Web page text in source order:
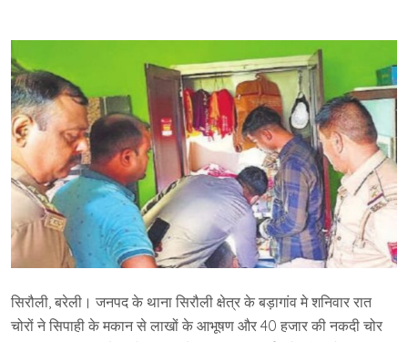
सिरौली, बरेली। जनपद के थाना सिरौली क्षेत्र के बड़ागांव मे शनिवार रात
चोरों ने सिपाही के मकान से लाखों के आभूषण और 40 हजार की नकदी चोर